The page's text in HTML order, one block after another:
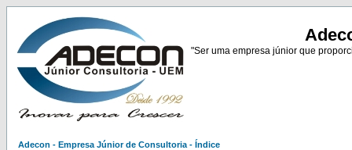
"Ser uma empresa júnior que
Adecon - Empresa Júnior de Consultoria - Índice